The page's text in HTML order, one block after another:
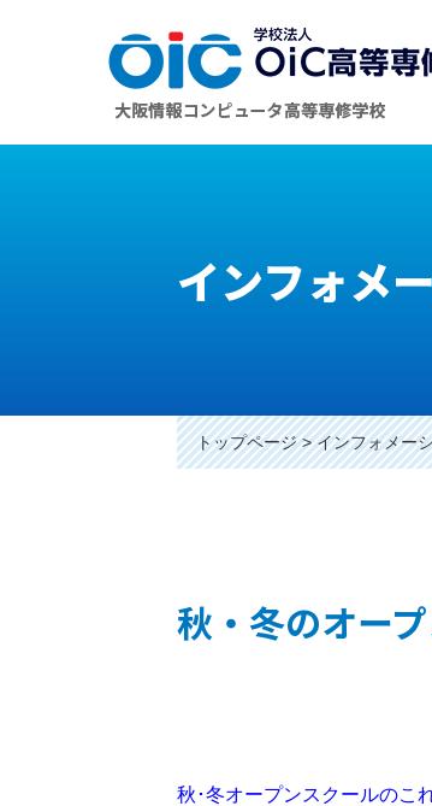
インフォメ
トップページ インフォメー
秋・冬のオー
秋･冬オープンスクールのこ